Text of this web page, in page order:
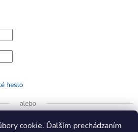
cookie. Ďalším prechádzaním
heslo
alebo
Prihlásiť sa cez Google